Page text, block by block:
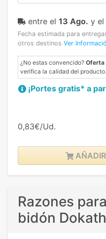
entre el 13 Ago. y el
Fecha estimada para
otros destinos Ver
¿No estas convencido? Oferta
verifica la calidad del producto.
¡Portes gratis* a
0,83€/Ud.
Razones
bidón Dokath